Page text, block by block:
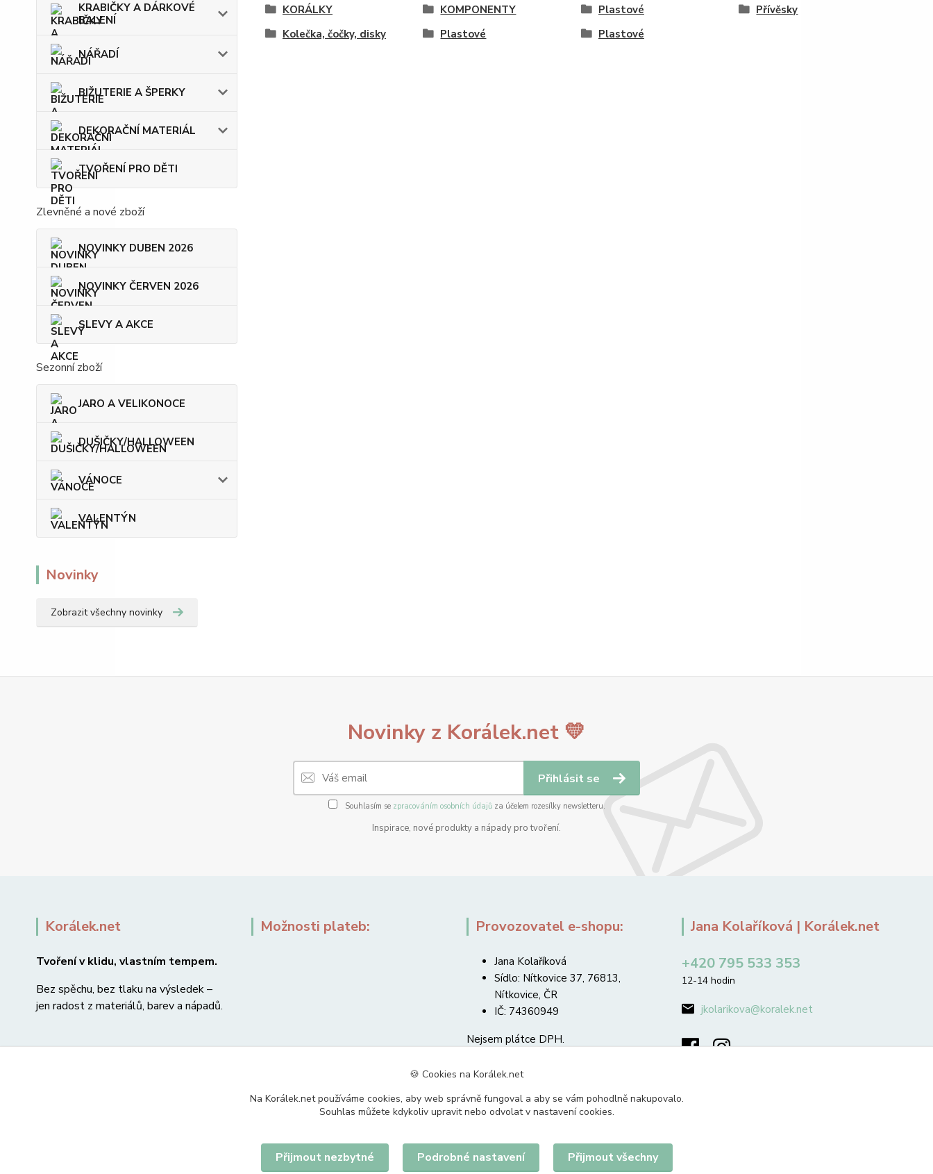
KRABIČKY A DÁRKOVÉ
BALENÍ
NÁŘADÍ
BIŽUTERIE A ŠPERKY
DEKORAČNÍ MATERIÁL
TVOŘENÍ PRO DĚTI
Zlevněné a nové zboží
NOVINKY DUBEN 2026
NOVINKY ČERVEN 2026
SLEVY A AKCE
Sezonní zboží
JARO A VELIKONOCE
DUŠIČKY/HALLOWEEN
VÁNOCE
VALENTÝN
Novinky
Zobrazit všechny novinky
KORÁLKY KOMPONENTY Plastové
Přívěsky
Kolečka, čočky, disky
Plastové Plastové
Novinky z Korálek.net 💛
Přihlásit se
Souhlasím se zpracováním osobních údajůza účelem rozesílky newsletteru.
Inspirace, nové produkty a nápady pro tvoření.
Korálek.net
Tvoření v klidu, vlastním tempem.
Bez spěchu, bez tlaku na výsledek –
jen radost z materiálů, barev a nápadů.
Možnosti plateb: Provozovatel e-shopu:
Jana Kolaříková
Sídlo: Nítkovice 37, 76813,
Nítkovice, ČR
IČ: 74360949
Nejsem plátce DPH.
Jana Kolaříková | Korálek.net
+420 795 533 353
12-14 hodin
jkolarikova@koralek.net
🍪 Cookies na Korálek.net
Na Korálek.net používáme cookies, aby web správně fungoval a aby se vám pohodlně nakupovalo.
Souhlas můžete kdykoliv upravit nebo odvolat v nastavení cookies.
Přijmout nezbytné Podrobné nastavení Přijmout všechny